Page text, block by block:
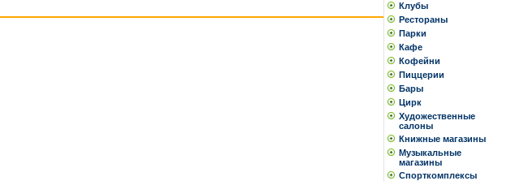
Клубы
Рестораны
Парки
Кафе
Кофейни
Пиццерии
Бары
Цирк
Художественные
салоны
Книжные магазины
Музыкальные
магазины
Спорткомплексы